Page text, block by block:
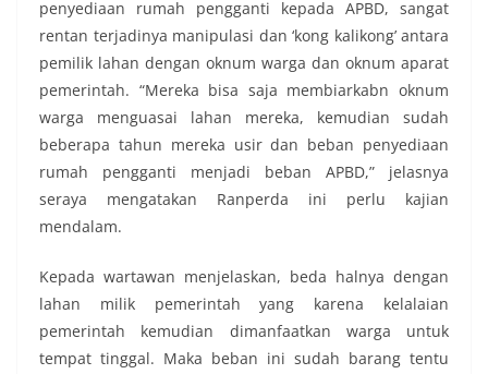
penyediaan rumah pengganti kepada APBD, sangat
rentan terjadinya manipulasi dan ‘kong kalikong’ antara
pemilik lahan dengan oknum warga dan oknum aparat
pemerintah. “Mereka bisa saja membiarkabn oknum
warga menguasai lahan mereka, kemudian sudah
beberapa tahun mereka usir dan beban penyediaan
rumah pengganti menjadi beban APBD,” jelasnya
seraya mengatakan Ranperda ini perlu kajian
mendalam.
Kepada wartawan menjelaskan, beda halnya dengan
lahan milik pemerintah yang karena kelalaian
pemerintah kemudian dimanfaatkan warga untuk
tempat tinggal. Maka beban ini sudah barang tentu